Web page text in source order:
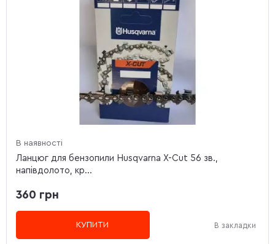
В наявності
Ланцюг для бензопили Husqvarna X-Cut 56 зв.,
напівдолото, кр...
360 грн
КУПИТИ В закладки